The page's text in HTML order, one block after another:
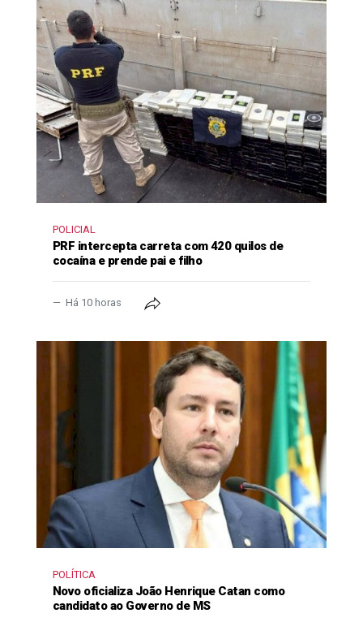
POLICIAL
PRF intercepta carreta com 420 quilos de
cocaína e prende pai e filho
Há 10 horas
POLÍTICA
Novo oficializa João Henrique Catan como
candidato ao Governo de MS